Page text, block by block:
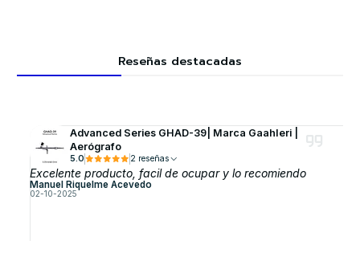
Reseñas destacadas
Advanced Series GHAD-39| Marca GaahIeri |
Aerógrafo
5.0 2 reseñas
Excelente producto, facil de ocupar y lo recomiendo
Manuel Riquelme Acevedo
02-10-2025